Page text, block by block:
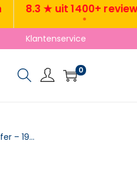
8.3 ★ uit 1400+ reviews
Klantenservice
0
TRUUSK Opvouwbaar Veldbed Campingbed – Weerbestendig – Incl. Draagkoffer – 190 cm x 68 cm x 52 cm – Blauw